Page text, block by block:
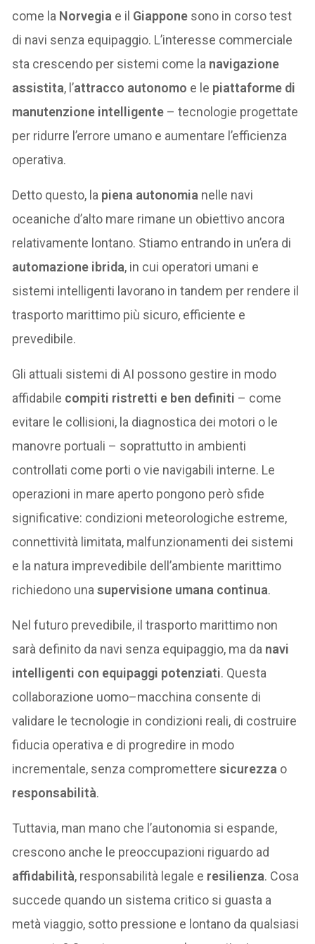
come la Norvegia e il Giappone sono in corso test
di navi senza equipaggio. L’interesse commerciale
sta crescendo per sistemi come la navigazione
assistita, l’attracco autonomo e le piattaforme di
manutenzione intelligente – tecnologie progettate
per ridurre l’errore umano e aumentare l’efficienza
operativa.
Detto questo, la piena autonomia nelle navi
oceaniche d’alto mare rimane un obiettivo ancora
relativamente lontano. Stiamo entrando in un’era di
automazione ibrida, in cui operatori umani e
sistemi intelligenti lavorano in tandem per rendere il
trasporto marittimo più sicuro, efficiente e
prevedibile.
Gli attuali sistemi di AI possono gestire in modo
affidabile compiti ristretti e ben definiti – come
evitare le collisioni, la diagnostica dei motori o le
manovre portuali – soprattutto in ambienti
controllati come porti o vie navigabili interne. Le
operazioni in mare aperto pongono però sfide
significative: condizioni meteorologiche estreme,
connettività limitata, malfunzionamenti dei sistemi
e la natura imprevedibile dell’ambiente marittimo
richiedono unasupervisione umana continua.
Nel futuro prevedibile, il trasporto marittimo non
sarà definito da navi senza equipaggio, ma da navi
intelligenti con equipaggi potenziati. Questa
collaborazione uomo–macchina consente di
validare le tecnologie in condizioni reali, di costruire
fiducia operativa e di progredire in modo
incrementale, senza comprometteresicurezza o
responsabilità.
Tuttavia, man mano che l’autonomia si espande,
crescono anche le preoccupazioni riguardo ad
affidabilità, responsabilità legale e resilienza. Cosa
succede quando un sistema critico si guasta a
metà viaggio, sotto pressione e lontano da qualsiasi